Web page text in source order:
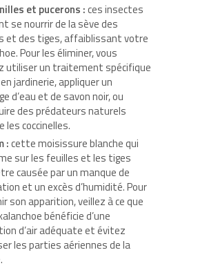
et pucerons :ces insectes
se nourrir de la sève des
et des tiges, affaiblissant votre
Pour les éliminer, vous
utiliser un traitement spécifique
jardinerie, appliquer un
d’eau et de savon noir, ou
des prédateurs naturels
les coccinelles.
:cette moisissure blanche qui
sur les feuilles et les tiges
causée par un manque de
et un excès d’humidité. Pour
son apparition, veillez à ce que
bénéficie d’une
d’air adéquate et évitez
les parties aériennes de la